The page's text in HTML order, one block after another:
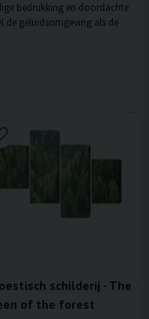
bedrukking en doordachte
de geluidsomgeving als de
schilderij - The
of the forest